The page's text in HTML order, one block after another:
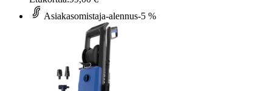
Asiakasomistaja-alennus-5 %